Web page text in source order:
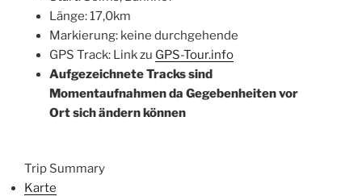
Länge: 17,0km
Markierung: keine durchgehende
GPS Track: Link zu GPS-Tour.info
Aufgezeichnete Tracks sind
Momentaufnahmen da Gegebenheiten vor
Ort sich ändern können
Trip Summary
Karte